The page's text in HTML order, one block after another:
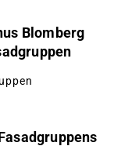
och framsteg i
Blomberg